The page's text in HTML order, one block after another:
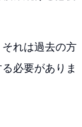
れは過去の方
必要がありま